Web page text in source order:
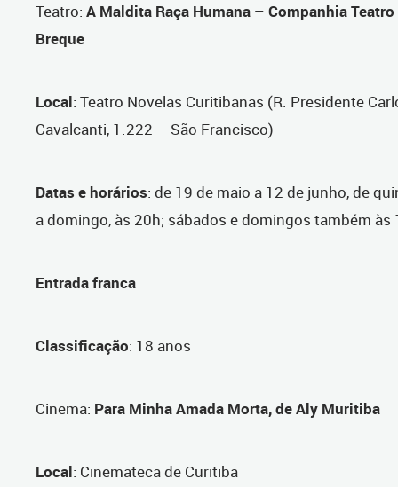
Teatro: A Maldita Raça Humana – Companhia Teatro
Breque
Local: Teatro Novelas Curitibanas (R. Presidente
Cavalcanti, 1.222 – São Francisco)
Datas e horários: de 19 de maio a 12 de junho, de
a domingo, às 20h; sábados e domingos também às
Entrada franca
Classificação: 18 anos
Cinema: Para Minha Amada Morta, de Aly Muritiba
Local: Cinemateca de Curitiba